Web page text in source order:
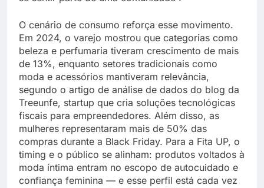
O cenário de consumo reforça esse movimento.
Em 2024, o varejo mostrou que categorias como
beleza e perfumaria tiveram crescimento de mais
de 13%, enquanto setores tradicionais como
moda e acessórios mantiveram relevância,
segundo o artigo de análise de dados do blog da
Treeunfe, startup que cria soluções tecnológicas
fiscais para empreendedores. Além disso, as
mulheres representaram mais de 50% das
compras durante a Black Friday. Para a Fita UP, o
timing e o público se alinham: produtos voltados à
moda íntima entram no escopo de autocuidado e
confiança feminina — e esse perfil está cada vez